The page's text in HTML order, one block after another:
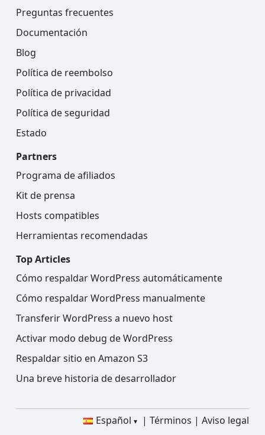
Preguntas frecuentes
Documentación
Blog
Política de reembolso
Política de privacidad
Política de seguridad
Estado
Partners
Programa de afiliados
Kit de prensa
Hosts compatibles
Herramientas recomendadas
Top Articles
Cómo respaldar WordPress automáticamente
Cómo respaldar WordPress manualmente
Transferir WordPress a nuevo host
Activar modo debug de WordPress
Respaldar sitio en Amazon S3
Una breve historia de desarrollador
Español Términos Aviso legal